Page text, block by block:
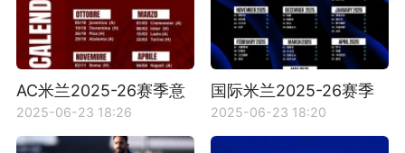
AC米兰2025-26赛季意
甲赛程详情一览
2025-06-23 18:26
国际米兰2025-26赛季
意甲赛程详情一览
2025-06-23 18:20